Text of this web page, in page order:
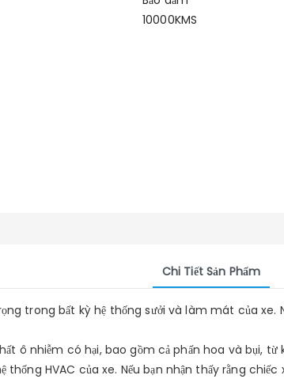
10000KMS
Chi Tiết Sản Phẩm
trong bất kỳ hệ thống sưởi và làm mát của
ô nhiễm có hại, bao gồm cả phấn hoa và bụi,
HVAC của xe. Nếu bạn nhận thấy rằng